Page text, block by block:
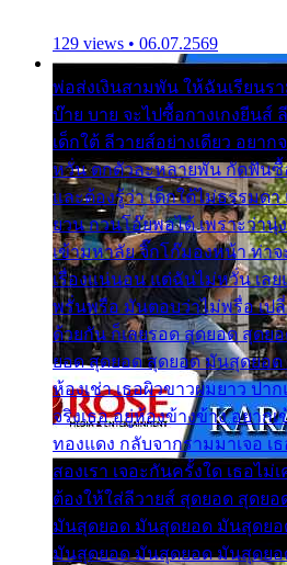
129 views • 06.07.2569
พ่อส่งเงินสามพัน ให้ฉันเรียน
บ๊าย บาย จะไปซื้อกางเกงยีนส์
เด็กใต้ ลีวายส์อย่างเดียว อยา
หวั่น ตกตัวละหลายพัน กัดฟันซื้
และต้องรู้ว่า เด็กใต้ไม่ธรรมดา
ยวน กวนโอ๊ยพอได้ เพราะว่านุ่
เข้ามหาลัย จิ๊กโก๊มองหน้า ท่า
เรื่องแน่นอน แต่ฉันไม่หวั่น เล
พรั่นพรือ มันตอบว่าไม่พรื่อ เปลี่
ด้วยกัน ก็เลยรอด สุดยอด สุดย
ยอด สุดยอด สุดยอด มันสุดยอ
ห้องเช่า เธอผิวขาวผมยาว ปา
จริงเธอ อยู่ห้องข้างข้าง อยาก
ทองแดง กลับจากรามมาเจอ
สองเรา เจอะกันครั้งใด เธอไม่
ต้องให้ใส่ลีวายส์ สุดยอด สุดย
มันสุดยอด มันสุดยอด มันสุดย
มันสุดยอด มันสุดยอด มันสุดย